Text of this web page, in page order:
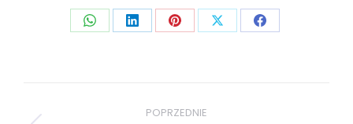
UdostępnijUdostępnijUdostępnijUdostępnijUdostępnij
wpisów
POPRZEDNIE